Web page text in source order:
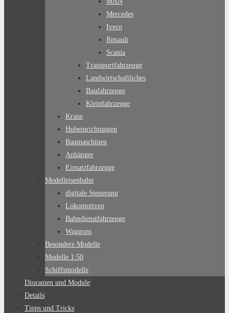
Mercedes
Iveco
Renault
Scania
Transportfahrzeuge
Landwirtschaftliches
Baufahrzeuge
Kleinfahrzeuge
Krane
Hubeinrichtungen
Baumaschinen
Anhänger
Einsatzfahrzeuge
Modelleisenbahn
digitale Steuerung
Lokomotiven
Bahndienstfahrzeuge
Waggons
Besondere Modelle
Modelle 1:50
Schiffsmodelle
Dioramen und Module
Details
Tipps und Tricks